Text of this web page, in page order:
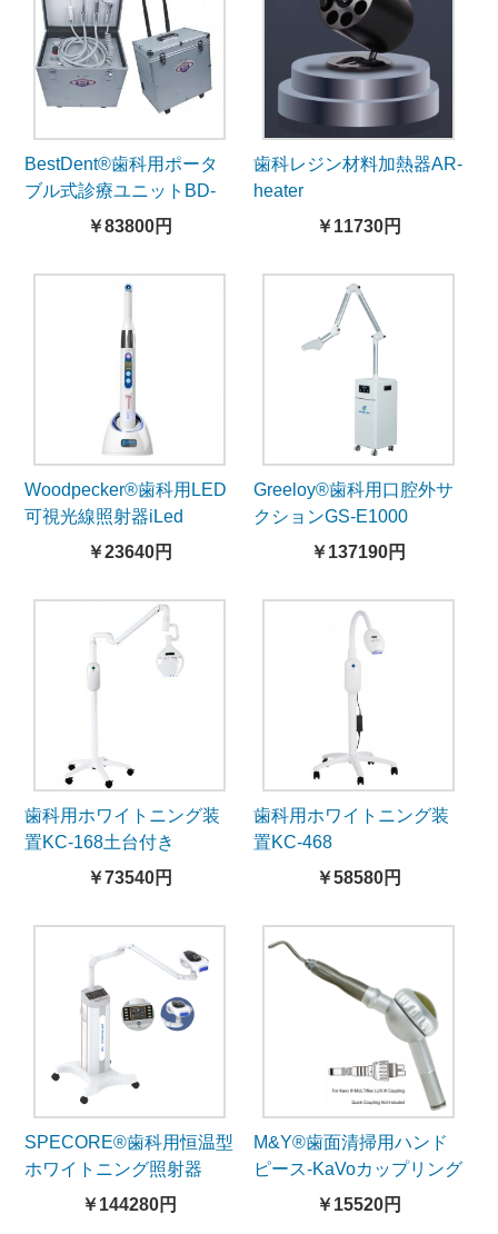
BestDent®歯科用ポータ
ブル式診療ユニットBD-
402B-LED￥83800円
歯科レジン材料加熱器AR-
heater
￥11730円
Woodpecker®歯科用LED
可視光線照射器iLed
￥23640円
Greeloy®歯科用口腔外サ
クションGS-E1000
￥137190円
歯科用ホワイトニング装
置KC-168土台付き
￥73540円
歯科用ホワイトニング装
置KC-468
￥58580円
SPECORE®歯科用恒温型
ホワイトニング照射器
￥144280円
M&Y®歯面清掃用ハンド
ピース-KaVoカップリング
￥15520円